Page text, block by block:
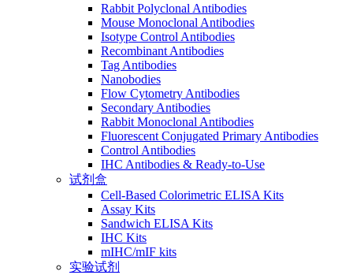
Rabbit Polyclonal Antibodies
Mouse Monoclonal Antibodies
Isotype Control Antibodies
Recombinant Antibodies
Tag Antibodies
Nanobodies
Flow Cytometry Antibodies
Secondary Antibodies
Rabbit Monoclonal Antibodies
Fluorescent Conjugated Primary Antibodies
Control Antibodies
IHC Antibodies & Ready-to-Use
试剂盒
Cell-Based Colorimetric ELISA Kits
Assay Kits
Sandwich ELISA Kits
IHC Kits
mIHC/mIF kits
实验试剂